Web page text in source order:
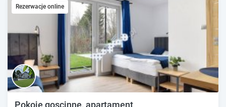
Rezerwacje online
Pokoje goscinne, apartament